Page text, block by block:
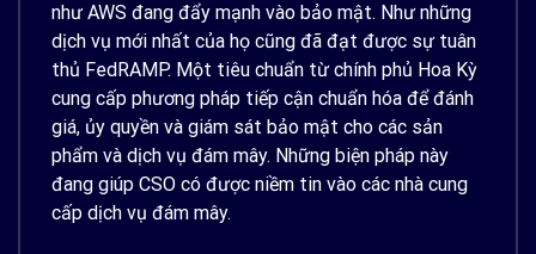
như AWS đang đẩy mạnh vào bảo mật. Như những
dịch vụ mới nhất của họ cũng đã đạt được sự tuân
thủ FedRAMP. Một tiêu chuẩn từ chính phủ Hoa Kỳ
cung cấp phương pháp tiếp cận chuẩn hóa để đánh
giá, ủy quyền và giám sát bảo mật cho các sản
phẩm và dịch vụ đám mây. Những biện pháp này
đang giúp CSO có được niềm tin vào các nhà cung
cấp dịch vụ đám mây.